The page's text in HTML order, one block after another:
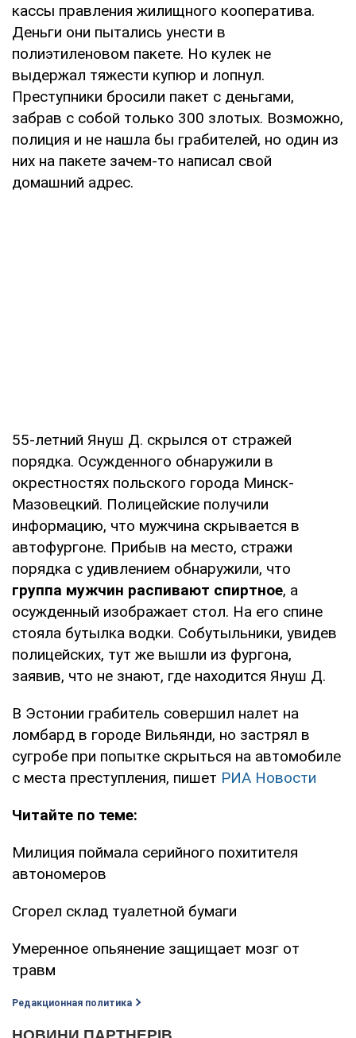
кассы правления жилищного кооператива.
Деньги они пытались унести в
полиэтиленовом пакете. Но кулек не
выдержал тяжести купюр и лопнул.
Преступники бросили пакет с деньгами,
забрав с собой только 300 злотых. Возможно,
полиция и не нашла бы грабителей, но один из
них на пакете зачем-то написал свой
домашний адрес.
55-летний Януш Д. скрылся от стражей
порядка. Осужденного обнаружили в
окрестностях польского города Минск-
Мазовецкий. Полицейские получили
информацию, что мужчина скрывается в
автофургоне. Прибыв на место, стражи
порядка с удивлением обнаружили, что
группа мужчин распивают спиртное, а
осужденный изображает стол. На его спине
стояла бутылка водки. Собутыльники, увидев
полицейских, тут же вышли из фургона,
заявив, что не знают, где находится Януш Д.
В Эстонии грабитель совершил налет на
ломбард в городе Вильянди, но застрял в
сугробе при попытке скрыться на автомобиле
с места преступления, пишет РИА Новости
Читайте по теме:
Милиция поймала серийного похитителя
автономеров
Сгорел склад туалетной бумаги
Умеренное опьянение защищает мозг от
травм
Редакционная политика